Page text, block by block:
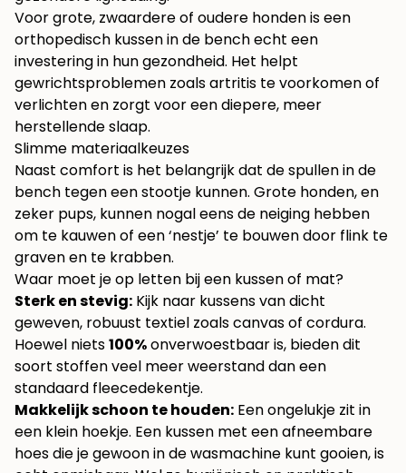
Voor grote, zwaardere of oudere honden is een
orthopedisch kussen in de bench echt een
investering in hun gezondheid. Het helpt
gewrichtsproblemen zoals artritis te voorkomen of
verlichten en zorgt voor een diepere, meer
herstellende slaap.
Slimme materiaalkeuzes
Naast comfort is het belangrijk dat de spullen in de
bench tegen een stootje kunnen. Grote honden, en
zeker pups, kunnen nogal eens de neiging hebben
om te kauwen of een ‘nestje’ te bouwen door flink te
graven en te krabben.
Waar moet je op letten bij een kussen of mat?
Sterk en stevig: Kijk naar kussens van dicht
geweven, robuust textiel zoals canvas of cordura.
Hoewel niets100%onverwoestbaar is, bieden dit
soort stoffen veel meer weerstand dan een
standaard fleecedekentje.
Makkelijk schoon te houden: Een ongelukje zit in
een klein hoekje. Een kussen met een afneembare
hoes die je gewoon in de wasmachine kunt gooien, is